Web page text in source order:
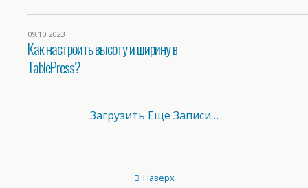
09.10.2023
Как настроить высоту и ширину в
TablePress?
Загрузить Еще Записи…
Наверх